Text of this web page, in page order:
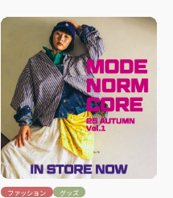
ファッション グッズ